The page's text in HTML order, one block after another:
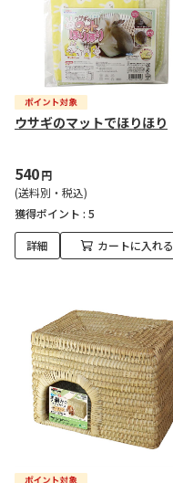
ウサギのマットでほりほり
540円
(送料別・税込)
獲得ポイント : 5
詳細 カートに入れる